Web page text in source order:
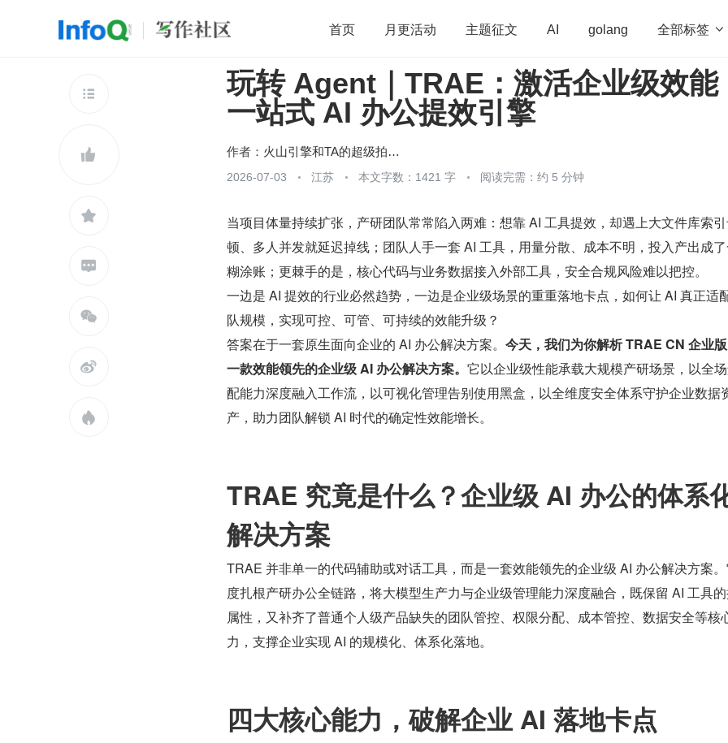
首页 月更活动 主题征文 AI golang 全部标签 
开源 架构 OpenHarmony 算法 学习方法 Web3.0 高
团队管理 程序员 运维 深度思考
查看更多







玩转 Agent｜TRAE：激活企业级效能
一站式 AI 办公提效引擎
作者： 火山引擎和TA的超级拍档们
2026-07-03 江苏 本文字数：1421 字 阅读完需：约 5 分钟
当项目体量持续扩张，产研团队常常陷入两难：想靠 AI 工具提效，却遇上大文件库索
顿、多人并发就延迟掉线；团队人手一套 AI 工具，用量分散、成本不明，投入产出成
糊涂账；更棘手的是，核心代码与业务数据接入外部工具，安全合规风险难以把控。
一边是 AI 提效的行业必然趋势，一边是企业级场景的重重落地卡点，如何让 AI 真正适
队规模，实现可控、可管、可持续的效能升级？
答案在于一套原生面向企业的 AI 办公解决方案。 今天，我们为你解析 TRAE CN 企业
一款效能领先的企业级 AI 办公解决方案。 它以企业级性能承载大规模产研场景，以全
配能力深度融入工作流，以可视化管理告别使用黑盒，以全维度安全体系守护企业数据
产，助力团队解锁 AI 时代的确定性效能增长。
TRAE 究竟是什么？企业级 AI 办公的体系
解决方案
TRAE 并非单一的代码辅助或对话工具，而是一套效能领先的企业级 AI 办公解决方案
度扎根产研办公全链路，将大模型生产力与企业级管理能力深度融合，既保留 AI 工具
属性，又补齐了普通个人级产品缺失的团队管控、权限分配、成本管控、数据安全等核
力，支撑企业实现 AI 的规模化、体系化落地。
四大核心能力，破解企业 AI 落地卡点